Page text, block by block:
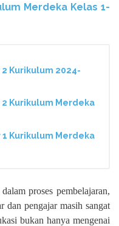
Merdeka Kelas 1-
2 Kurikulum 2024-
2 Kurikulum Merdeka
1 Kurikulum Merdeka
proses pembelajaran,
dan pengajar masih sangat
bukan hanya mengenai